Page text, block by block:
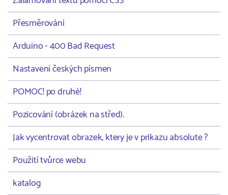
Přesměrování
Arduino - 400 Bad Request
Nastavení českých písmen
POMOC! po druhé!
Pozicování (obrázek na střed).
Jak vycentrovat obrazek, ktery je v prikazu absolute ?
Použití tvůrce webu
katalog